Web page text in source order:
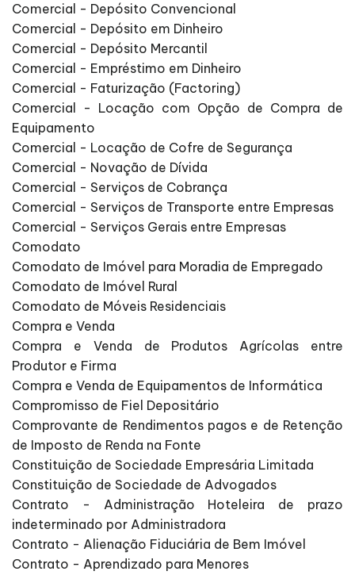
Comercial - Depósito Convencional
Comercial - Depósito em Dinheiro
Comercial - Depósito Mercantil
Comercial - Empréstimo em Dinheiro
Comercial - Faturização (Factoring)
Comercial - Locação com Opção de Compra de
Equipamento
Comercial - Locação de Cofre de Segurança
Comercial - Novação de Dívida
Comercial - Serviços de Cobrança
Comercial - Serviços de Transporte entre Empresas
Comercial - Serviços Gerais entre Empresas
Comodato
Comodato de Imóvel para Moradia de Empregado
Comodato de Imóvel Rural
Comodato de Móveis Residenciais
Compra e Venda
Compra e Venda de Produtos Agrícolas entre
Produtor e Firma
Compra e Venda de Equipamentos de Informática
Compromisso de Fiel Depositário
Comprovante de Rendimentos pagos e de Retenção
de Imposto de Renda na Fonte
Constituição de Sociedade Empresária Limitada
Constituição de Sociedade de Advogados
Contrato - Administração Hoteleira de prazo
indeterminado por Administradora
Contrato - Alienação Fiduciária de Bem Imóvel
Contrato - Aprendizado para Menores